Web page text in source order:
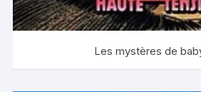
Les mystères de